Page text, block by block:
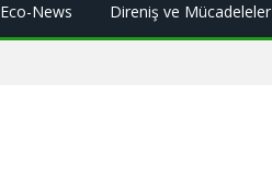
Eco-News Direniş ve Mücadeleler